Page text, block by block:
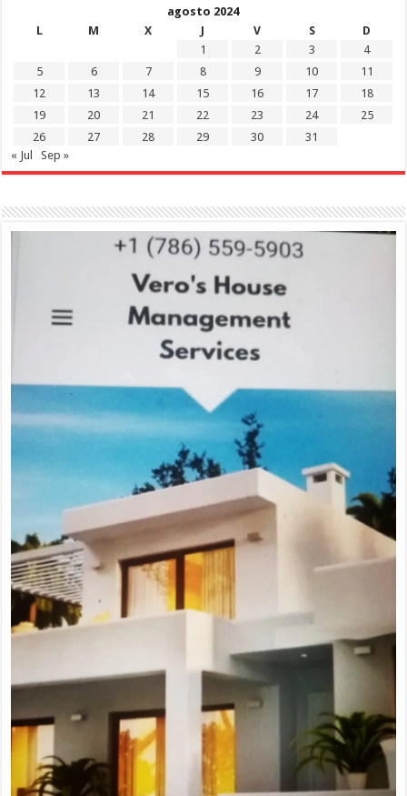
agosto 2024
L
M X J V S
D
1
2 3
4
5
6 7 8 9 10
11
12
13 14 15 16 17
18
19
20 21 22 23 24
25
26
27 28 29 30
31
« Jul
Sep »